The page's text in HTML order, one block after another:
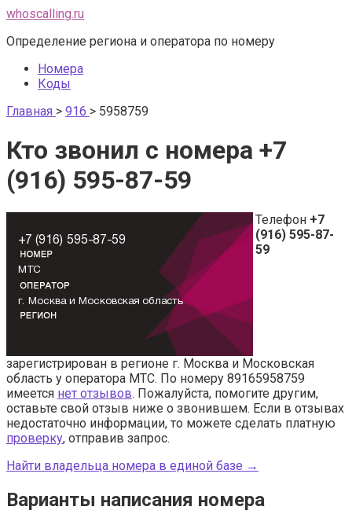
Перейти
контенту
whoscalling.ru
Определение региона и оператора по номеру
Номера
Коды
Главная > 916 > 5958759
Кто звонил с номера +7
(916) 595-87-59
Телефон +7
(916) 595-87-
59
зарегистрирован в регионе г. Москва и Московская
область у оператора МТС. По номеру 89165958759
имеется нет отзывов. Пожалуйста, помогите другим,
оставьте свой отзыв ниже о звонившем. Если в отзывах
недостаточно информации, то можете сделать платную
проверку, отправив запрос.
Найти владельца номера в единой базе →
Варианты написания номера